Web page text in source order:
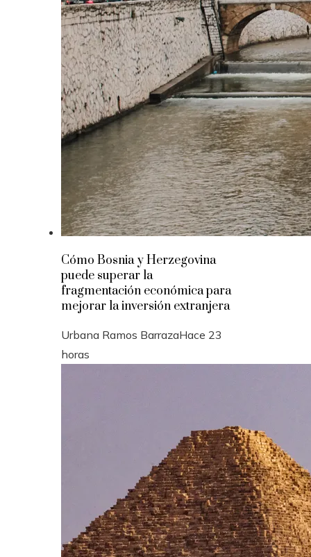
Cómo Bosnia y Herzegovina
puede superar la
fragmentación económica para
mejorar la inversión extranjera
Urbana Ramos BarrazaHace 23
horas